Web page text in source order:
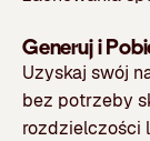
Generuj i
Uzyskaj swój
bez potrzeby
rozdzielczości